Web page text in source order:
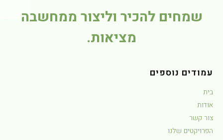
שמחים להכיר וליצור ממחשבה
מציאות.
נוספים
קשר
שלנו